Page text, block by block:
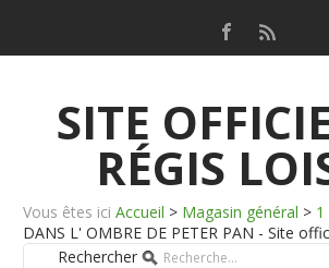
SITE
RÉGIS
Vous êtes ici Accueil > Magasin général > 1
DANS L' OMBRE DE PETER PAN - Site
Rechercher